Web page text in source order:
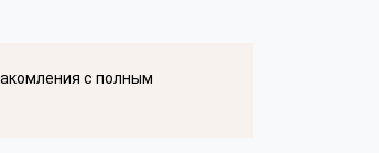
с полным